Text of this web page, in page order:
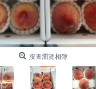
按圖瀏覽相簿